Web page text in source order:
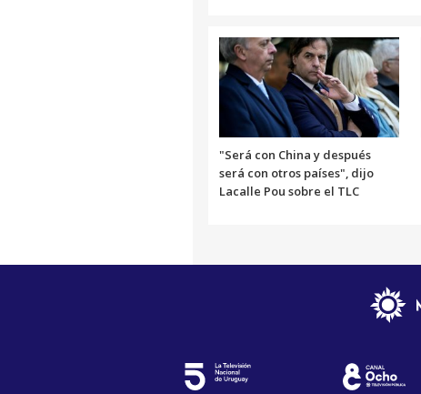
"Será con China y después
será con otros países", dijo
Lacalle Pou sobre el TLC